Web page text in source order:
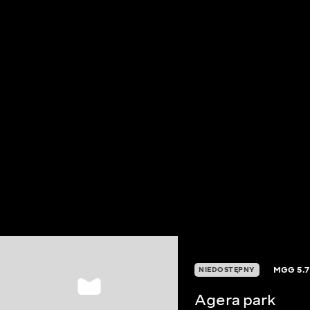
NIEDOSTĘPNY MGG5.7
Agera park